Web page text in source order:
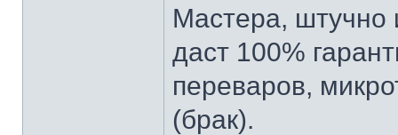
Мастера, штучно
даст 100%
переваров,
(брак).